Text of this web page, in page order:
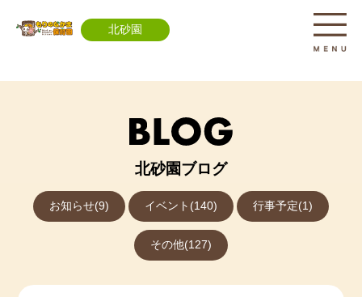
北砂園
北砂園ブログ
お知らせ(9) イベント(140) 行事予定(1)
その他(127)